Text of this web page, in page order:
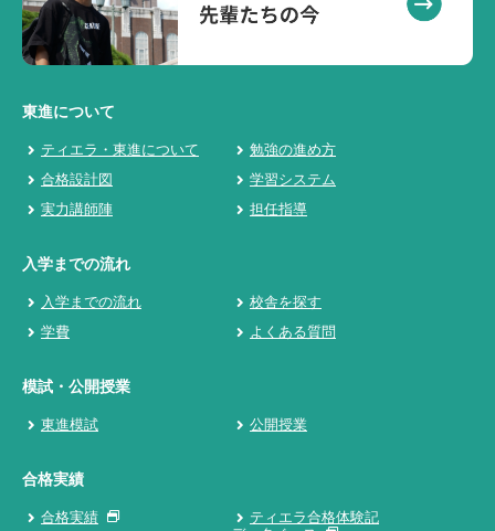
東進について
ティエラ・東進について
勉強の進め方
合格設計図
学習システム
実力講師陣
担任指導
入学までの流れ
入学までの流れ
校舎を探す
学費
よくある質問
模試・公開授業
東進模試 公開授業
合格実績
合格実績
ティエラ合格体験記